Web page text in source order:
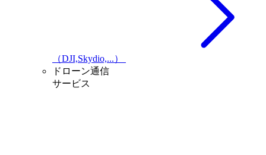
（DJI,Skydio,...）
ドローン通信
サービス